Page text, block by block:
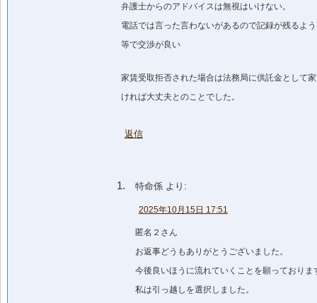
弁護士からのアドバイスは無視はいけない。
電話では言った言わないがあるので記録が残るよ
等で交渉が良い
家賃受取拒否された場合は法務局に供託金として
ければ大丈夫とのことでした。
返信
特命係 より:
2025年10月15日 17:51
匿名２さん
お返事どうもありがとうございました。
今後良いほうに流れていくことを願っておりま
私は引っ越しを選択しました。